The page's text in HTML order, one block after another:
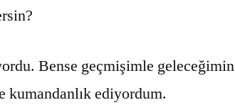
Bense geçmişimle geleceğimin
ediyordum.